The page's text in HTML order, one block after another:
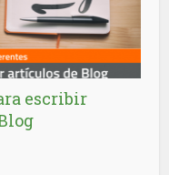
escribir